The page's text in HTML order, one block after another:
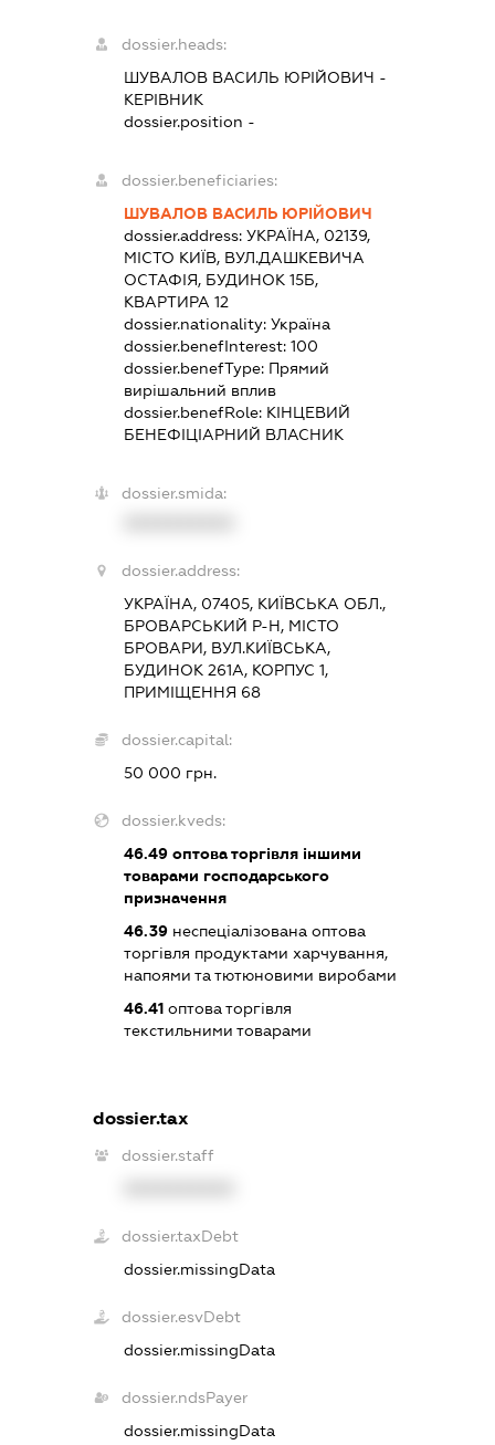
dossier.heads:
ШУВАЛОВ ВАСИЛЬ ЮРІЙОВИЧ -
КЕРІВНИК
dossier.position -
dossier.beneficiaries:
ШУВАЛОВ ВАСИЛЬ ЮРІЙОВИЧ
dossier.address: УКРАЇНА, 02139,
МІСТО КИЇВ, ВУЛ.ДАШКЕВИЧА
ОСТАФІЯ, БУДИНОК 15Б,
КВАРТИРА 12
dossier.nationality: Україна
dossier.benefInterest: 100
dossier.benefType: Прямий
вирішальний вплив
dossier.benefRole: КІНЦЕВИЙ
БЕНЕФІЦІАРНИЙ ВЛАСНИК
dossier.smida:
dossier.address:
УКРАЇНА, 07405, КИЇВСЬКА ОБЛ.,
БРОВАРСЬКИЙ Р-Н, МІСТО
БРОВАРИ, ВУЛ.КИЇВСЬКА,
БУДИНОК 261А, КОРПУС 1,
ПРИМІЩЕННЯ 68
dossier.capital:
50 000 грн.
dossier.kveds:
46.49оптова торгівля іншими
товарами господарського
призначення
46.39неспеціалізована оптова
торгівля продуктами харчування,
напоями та тютюновими виробами
46.41оптова торгівля
текстильними товарами
dossier.tax
dossier.staff
dossier.taxDebt
dossier.missingData
dossier.esvDebt
dossier.missingData
dossier.ndsPayer
dossier.missingData